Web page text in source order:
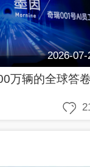
2026-07-
万辆的全球答